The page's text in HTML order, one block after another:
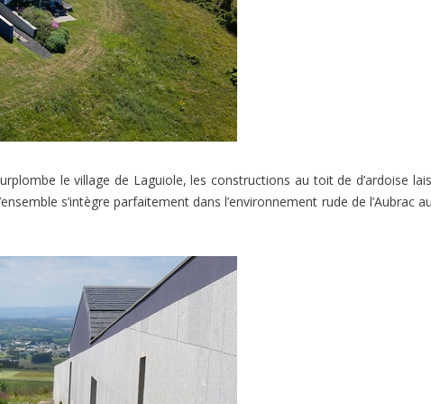
le village de Laguiole, les constructions au toit de d’ardoise
s’intègre parfaitement dans l’environnement rude de l’Aubrac